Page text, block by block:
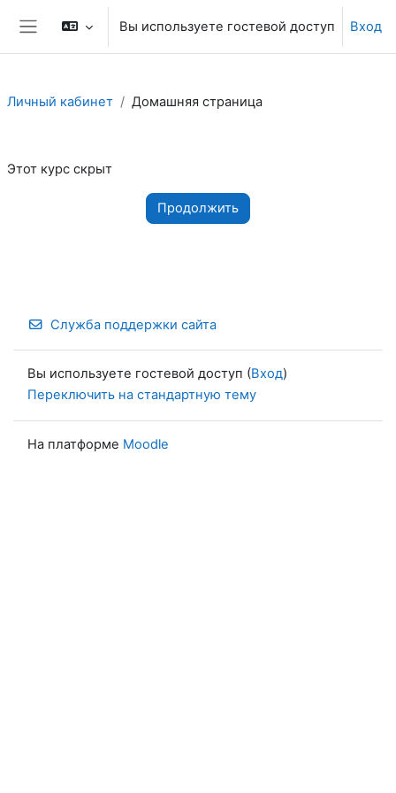
Перейти к основному содержанию
Боковая панель
Вы используете гостевой доступ Вход
Личный кабинет Домашняя страница
Этот курс скрыт
Продолжить
Служба поддержки сайта
Вы используете гостевой доступ (Вход)
Переключить на стандартную тему
На платформе Moodle